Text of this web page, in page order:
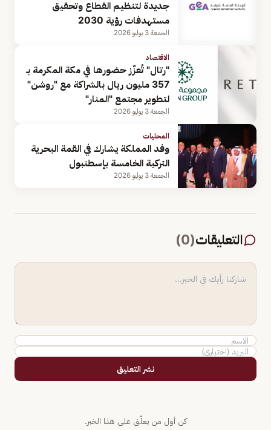
جديدة لتنظيم القطاع وتحقيق
مستهدفات رؤية 2030
الجمعة 3 يوليو 2026
الاقتصاد
"رتال" تُعزّز حضورها في مكة المكرمة بـ
357 مليون ريال بالشراكة مع "روشن"
لتطوير مجتمع "المنار"
الجمعة 3 يوليو 2026
المحليات
وفد المملكة يشارك في القمة البحرية
التركية الخامسة بإسطنبول
الجمعة 3 يوليو 2026
التعليقات(
0
)
نشر التعليق
كن أول من يعلّق على هذا الخبر.